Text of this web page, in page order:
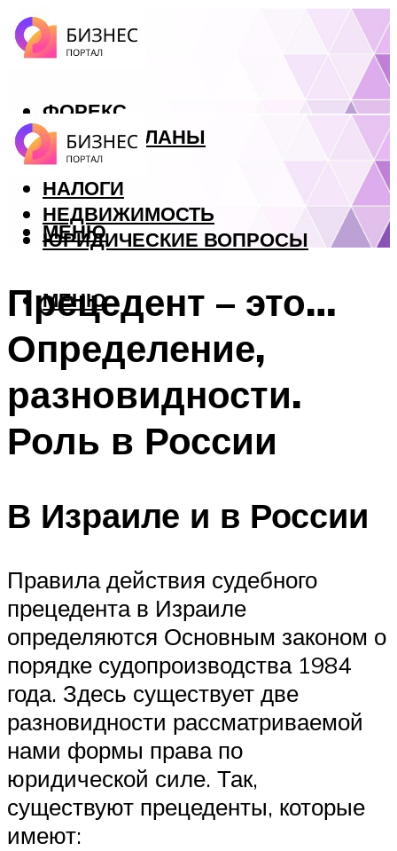
ФОРЕКС
БИЗНЕС ПЛАНЫ
КРЕДИТЫ
НАЛОГИ
НЕДВИЖИМОСТЬ
ЮРИДИЧЕСКИЕ ВОПРОСЫ
МЕНЮ
МЕНЮ
Прецедент – это…
Определение,
разновидности.
Роль в России
В Израиле и в России
Правила действия судебного
прецедента в Израиле
определяются Основным законом о
порядке судопроизводства 1984
года. Здесь существует две
разновидности рассматриваемой
нами формы права по
юридической силе. Так,
существуют прецеденты, которые
имеют: